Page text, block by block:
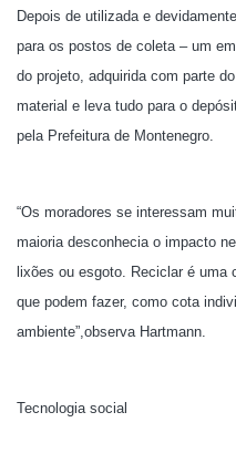
Depois de utilizada e
para os postos de coleta – um
do projeto, adquirida com parte
material e leva tudo para o
pela Prefeitura de Montenegro.
“Os moradores se interessam
maioria desconhecia o impacto
lixões ou esgoto. Reciclar é uma
que podem fazer, como cota
ambiente”,observa Hartmann.
Tecnologia social